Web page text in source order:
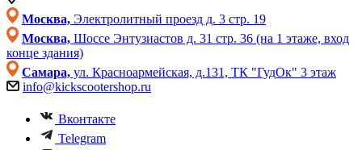
Москва, Электролитный проезд д. 3 стр. 19
Москва, Шоссе Энтузиастов д. 31 стр. 36 (на 1 этаже, вход
конце здания)
Самара, ул. Красноармейская, д.131, ТК "ГудОк" 3 этаж
info@kickscootershop.ru
Вконтакте
Telegram